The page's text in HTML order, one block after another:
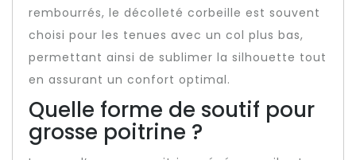
rembourrés, le décolleté corbeille est souvent
choisi pour les tenues avec un col plus bas,
permettant ainsi de sublimer la silhouette tout
en assurant un confort optimal.
Quelle forme de soutif pour
grosse poitrine ?